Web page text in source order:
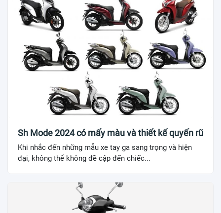
Sh Mode 2024 có mấy màu và thiết kế quyến rũ
Khi nhắc đến những mẫu xe tay ga sang trọng và hiện
đại, không thể không đề cập đến chiếc...